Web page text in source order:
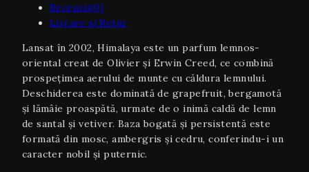
Recenzii(0)
Livrare si Retur
Lansat în 2002, Himalaya este un parfum lemnos-
oriental creat de Olivier și Erwin Creed, ce combină
prospețimea aerului de munte cu căldura lemnului.
Deschiderea este dominată de grapefruit, bergamotă
și lămâie proaspătă, urmate de o inimă caldă de lemn
de santal și vetiver. Baza bogată și persistentă este
formată din mosc, ambergris și cedru, conferindu-i un
caracter nobil și puternic.